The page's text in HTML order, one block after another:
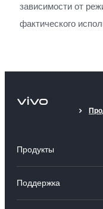
зависимости от
фактического
Продукты
Поддержка